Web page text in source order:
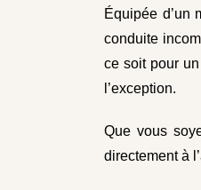
Équipée d’un
conduite
ce soit pour
l’exception.
Que vous
directement à